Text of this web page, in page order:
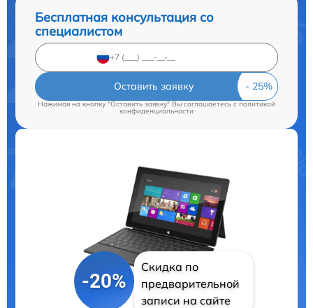
Бесплатная консультация со
специалистом
Оставить заявку
Нажимая на кнопку "Оставить заявку" Вы соглашаетесь cполитикой
конфиденциальности
-20%
Скидка по
предварительной
записи на сайте